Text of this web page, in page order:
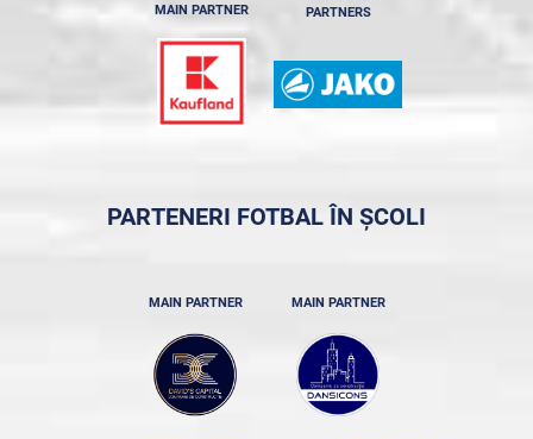
MAIN PARTNER
PARTNERS
PARTENERI FOTBAL ÎN ȘCOLI
MAIN PARTNER MAIN PARTNER